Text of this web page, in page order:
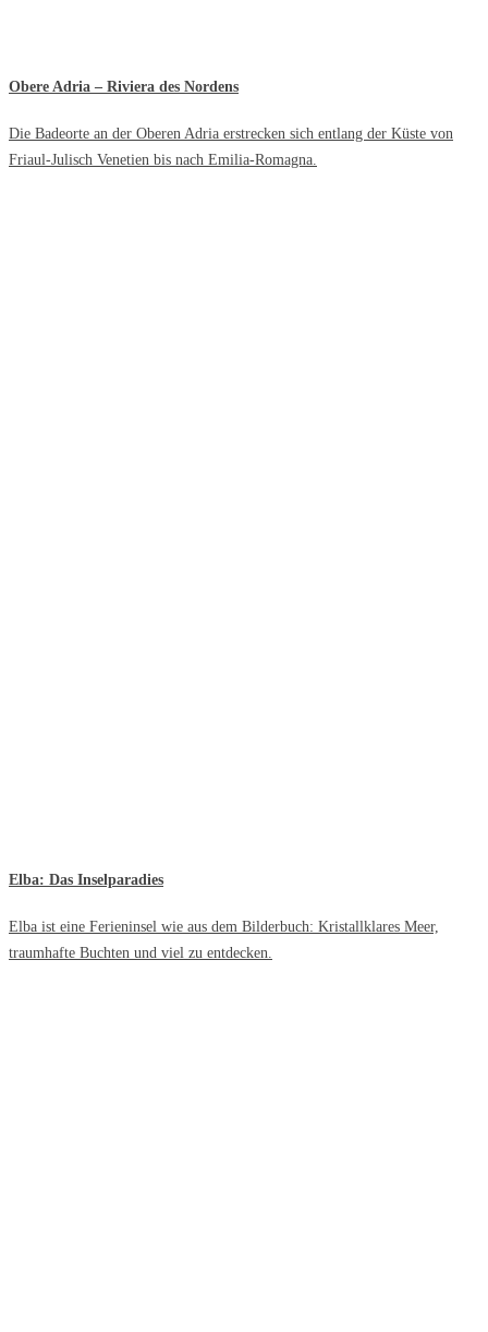
Obere Adria – Riviera des Nordens
Die Badeorte an der Oberen Adria erstrecken sich entlang der Küste von
Friaul-Julisch Venetien bis nach Emilia-Romagna.
Elba: Das Inselparadies
Elba ist eine Ferieninsel wie aus dem Bilderbuch: Kristallklares Meer,
traumhafte Buchten und viel zu entdecken.